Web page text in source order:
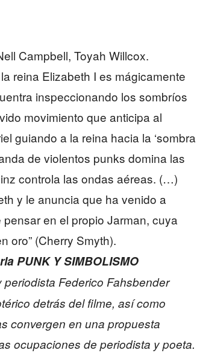
Campbell, Toyah Willcox.
reina Elizabeth I es mágicamente
inspeccionando los sombríos
movimiento que anticipa al
guiando a la reina hacia la ‘sombra
de violentos punks domina las
controla las ondas aéreas. (…)
y le anuncia que ha venido a
pensar en el propio Jarman, cuya
oro” (Cherry Smyth).
PUNK Y SIMBOLISMO
Federico Fahsbender
detrás del filme, así como
convergen en una propuesta
ocupaciones de periodista y poeta.